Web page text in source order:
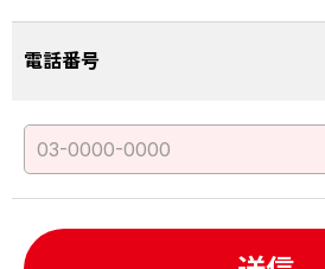
電話番号